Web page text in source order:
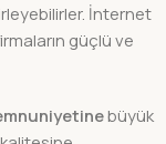
İnternet
güçlü ve
büyük